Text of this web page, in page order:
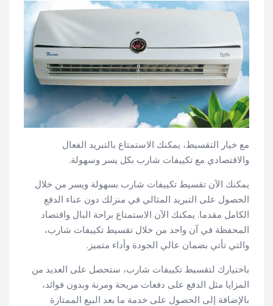
مع خيار التقسيط، يمكنك الاستمتاع بالتبريد الفعال
والاقتصادي مع تكييفات شارب بكل يسر وسهولة.
يمكنك الآن تقسيط تكييفات شارب بسهولة ويسر من خلال
الحصول على التبريد المثالي في منزلك دون عناء الدفع
الكامل مقدما. يمكنك الآن الاستمتاع براحة البال واقتصاد
المحفظة في آن واحد من خلال تقسيط تكييفات شارب،
والتي تأتي بضمان عالي الجودة وأداء متميز.
باختيارك لتقسيط تكييفات شارب، ستحصل على العديد من
المزايا مثل الدفع على دفعات مريحة ومرنة وبدون فوائد،
بالإضافة إلى الحصول على خدمة ما بعد البيع الممتازة